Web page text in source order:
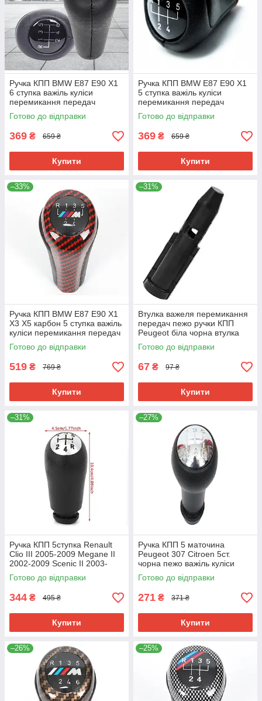
Ручка КПП BMW E87 E90 X1
6 ступка важіль куліси
перемикання передач
25117523817
Готово до відправки
369 ₴ 659 ₴
Купити
Ручка КПП BMW E87 E90 X1
5 ступка важіль куліси
перемикання передач
25117523817
Готово до відправки
369 ₴ 659 ₴
Купити
–33%
Ручка КПП BMW E87 E90 X1
X3 X5 карбон 5 ступка важіль
куліси перемикання передач
25117550685
Готово до відправки
519 ₴ 769 ₴
Купити
–31%
Втулка важеля перемикання
передач пежо ручки КПП
Peugeot біла чорна втулка
куліси коробки передач
Готово до відправки
67 ₴ 97 ₴
Купити
–31%
Ручка КПП 5ступка Renault
Clio III 2005-2009 Megane II
2002-2009 Scenic II 2003-
2006 8200079112
Готово до відправки
344 ₴ 495 ₴
Купити
–27%
Ручка КПП 5 маточина
Peugeot 307 Citroen 5ст.
чорна пежо важіль куліси
перемикання передач
ситроен 5 швидкостей
Готово до відправки
271 ₴ 371 ₴
Купити
–26% –25%